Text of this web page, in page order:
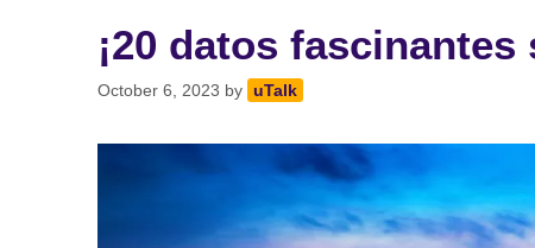
¡20 datos
October 6, 2023 by uTalk